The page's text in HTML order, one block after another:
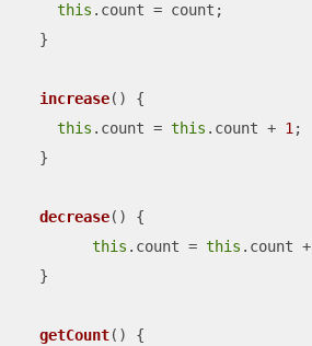
this .count = count;
  }
increase( )
{
this .count = this .count + 1 ;
  }
decrease( )
{
this .count = this .count +
  }
getCount( )
{